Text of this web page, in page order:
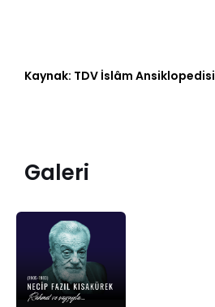
Kaynak: TDV İslâm Ansiklopedisi
Galeri